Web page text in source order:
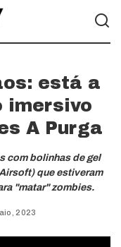
está a
imersivo
A Purga
com bolinhas de gel
que estiveram
"matar" zombies.
2023